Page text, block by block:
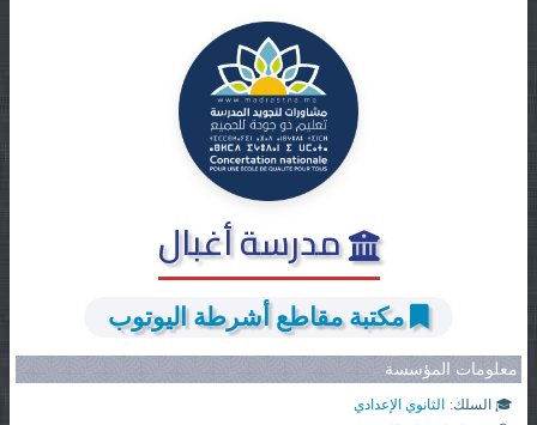
مدرسة أغبال
مكتبة مقاطع أشرطة اليوتوب
معلومات المؤسسة
🎓 السلك: الثانوي الإعدادي